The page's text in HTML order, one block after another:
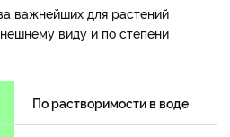
важнейших для растений
виду и по степени
По растворимости в воде